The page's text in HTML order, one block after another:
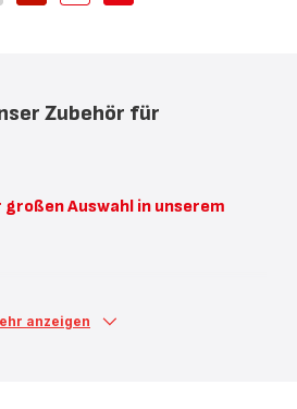
Zubehör für
großen Auswahl in unserem
anzeigen